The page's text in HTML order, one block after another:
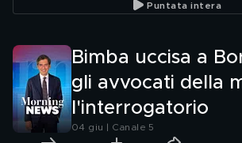
Puntata intera
Bimba uccisa a
gli avvocati della
l'interrogatorio
04 giu | Canale 5